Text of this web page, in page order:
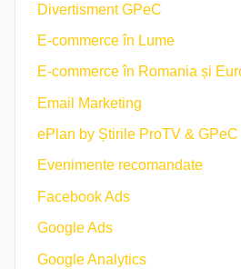
Divertisment GPeC
E-commerce în Lume
E-commerce în Romania și
Email Marketing
ePlan by Știrile ProTV & GPeC
Evenimente recomandate
Facebook Ads
Google Ads
Google Analytics